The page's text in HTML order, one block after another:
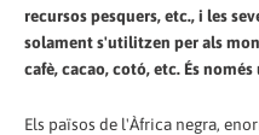
recursos pesquers, etc., i les
solament s'utilitzen per als
cafè, cacao, cotó, etc. És
Els països de l'Àfrica negra,